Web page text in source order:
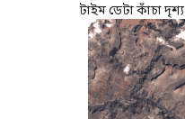
টাইম ডেটা কাঁচা দৃশ্য